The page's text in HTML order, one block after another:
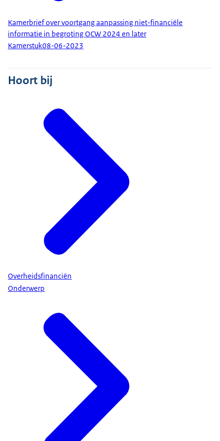
Kamerbrief over voortgang aanpassing niet-financiële
informatie in begroting OCW 2024 en later
Kamerstuk08-06-2023
Hoort bij
Overheidsfinanciën
Onderwerp